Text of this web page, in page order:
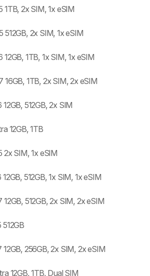
1TB, 2x SIM, 1x eSIM
512GB, 2x SIM, 1x eSIM
12GB, 1TB, 1x SIM, 1x eSIM
16GB, 1TB, 2x SIM, 2x eSIM
512GB, 2x SIM
12GB, 1TB
2x SIM, 1x eSIM
512GB, 1x SIM, 1x eSIM
12GB, 512GB, 2x SIM, 2x eSIM
512GB
12GB, 256GB, 2x SIM, 2x eSIM
12GB, 1TB, Dual SIM